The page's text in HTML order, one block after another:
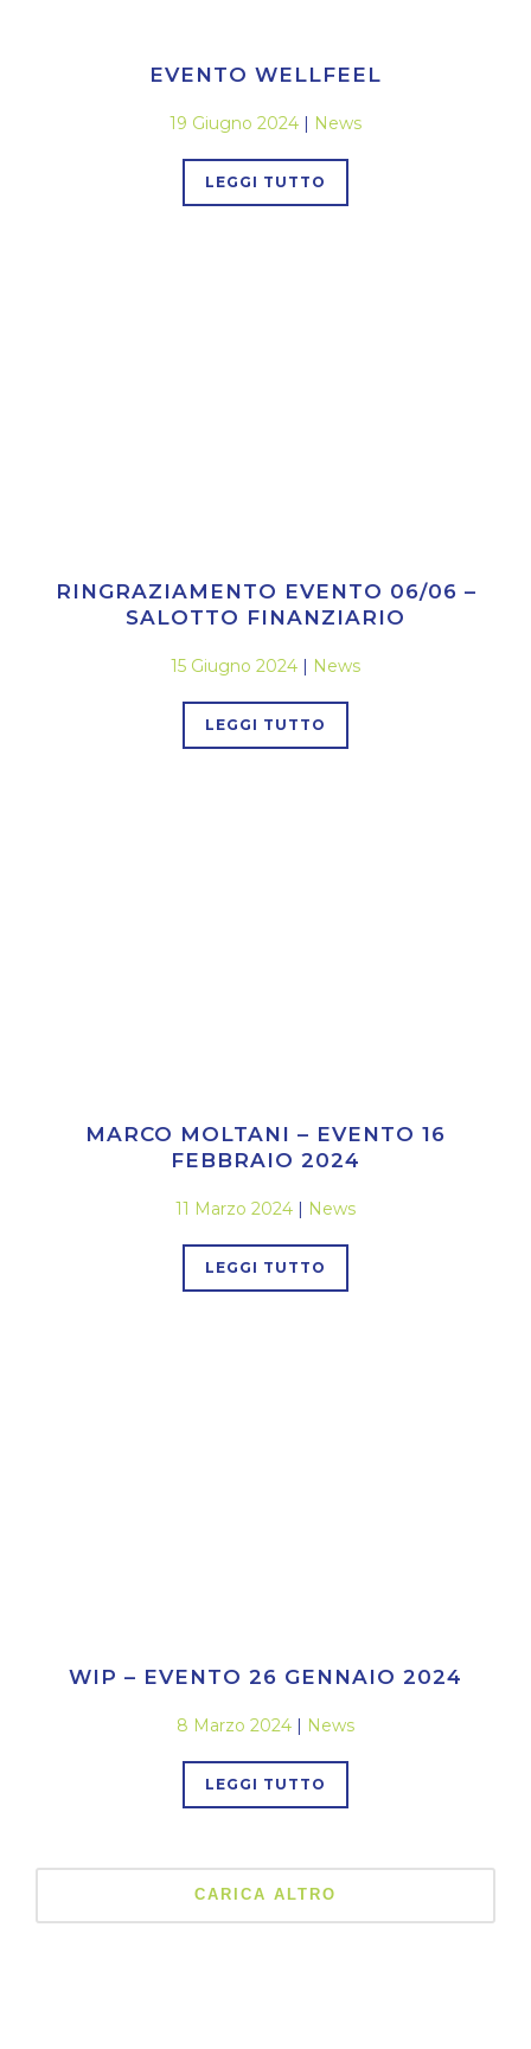
EVENTO WELLFEEL
19 Giugno 2024 News
LEGGI TUTTO
RINGRAZIAMENTO EVENTO 06/06 –
SALOTTO FINANZIARIO
15 Giugno 2024 News
LEGGI TUTTO
MARCO MOLTANI – EVENTO 16
FEBBRAIO 2024
11 Marzo 2024 | News
LEGGI TUTTO
WIP – EVENTO 26 GENNAIO 2024
8 Marzo 2024 | News
LEGGI TUTTO
CARICA ALTRO